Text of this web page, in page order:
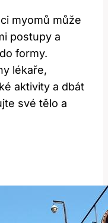
myomů může
postupy a
formy.
lékaře,
aktivity a dbát
své tělo a